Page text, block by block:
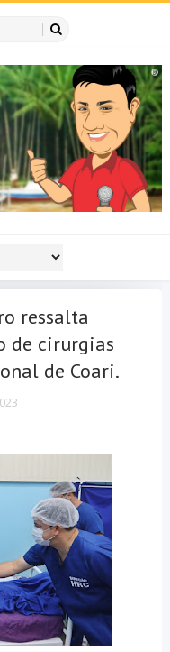
ressalta
de cirurgias
de Coari.